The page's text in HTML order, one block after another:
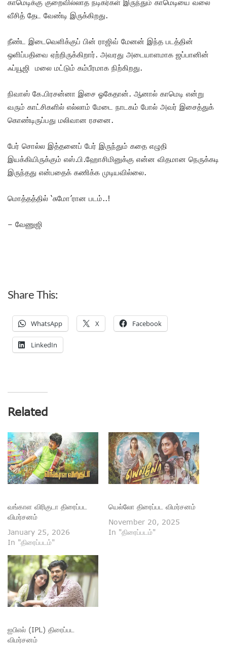
காமெடிக்கு குறைவில்லாத நடிகர்கள் இருந்தும் காமெடியை வலை
வீசித் தேட வேண்டி இருக்கிறது.
நீண்ட இடைவெளிக்குப் பின் ராஜிவ் மேனன் இந்த படத்தின்
ஒளிப்பதிவை ஏற்றிருக்கிறார். அவரது அடையாளமாக ஜப்பானின்
ஃப்யூஜி மலை மட்டும் கம்பீரமாக நிற்கிறது.
நிவாஸ் கே.பிரசன்னா இசை ஓகேதான். ஆனால் காமெடி என்று
வரும் காட்சிகளில் எல்லாம் மேடை நாடகம் போல் அவர் இசைத்துக்
கொண்டிருப்பது மலிவான ரசனை.
பேர் சொல்ல இத்தனைப் பேர் இருந்தும் கதை எழுதி
இயக்கியிருக்கும் எஸ்.பி.ஹோசிமினுக்கு என்ன விதமான நெருக்கடி
இருந்தது என்பதைக் கணிக்க முடியவில்லை.
மொத்தத்தில் ‘சுமோ’ரான படம்..!
– வேணுஜி
Share This:
WhatsApp X Facebook
LinkedIn
Related
வங்காள விரிகுடா திரைப்பட
விமர்சனம்
January 25, 2026
In "திரைப்படம்"
யெல்லோ திரைப்பட விமர்சனம்
November 20, 2025
In "திரைப்படம்"
ஐபிஎல் (IPL) திரைப்பட
விமர்சனம்